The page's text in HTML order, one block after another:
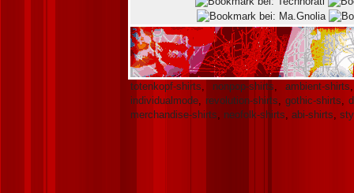
totenkopf-shirts, nonpop-shirts, ambient-shirts
individualmode, revolution-shirts, gothic-shirts,
merchandise-shirts, neofolk-shirts, abi-shirts,